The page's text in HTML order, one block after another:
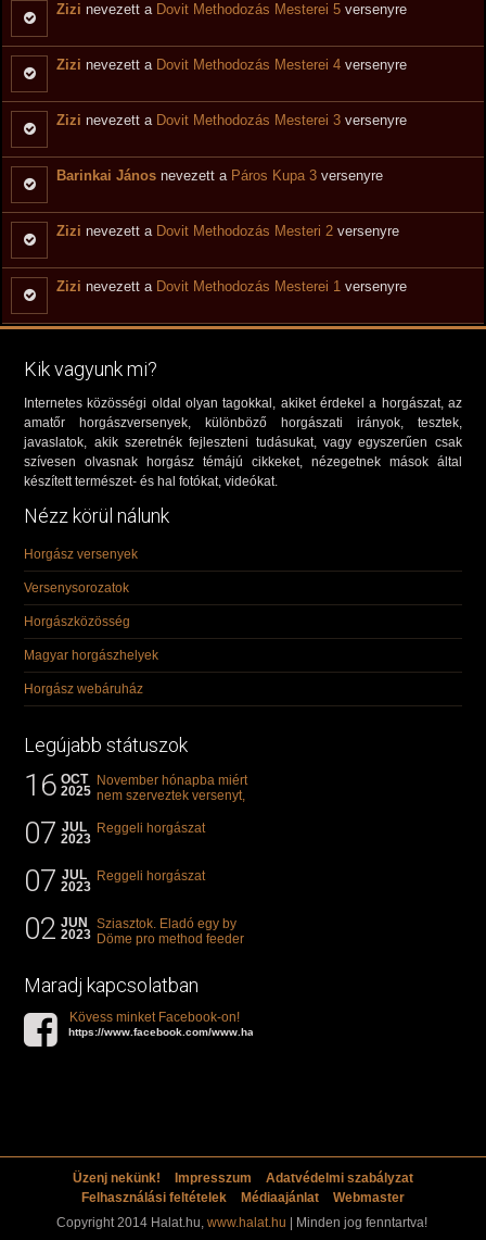
Zizi nevezett a Dovit Methodozás Mesterei 5 versenyre
Zizi nevezett a Dovit Methodozás Mesterei 4 versenyre
Zizi nevezett a Dovit Methodozás Mesterei 3 versenyre
Barinkai János nevezett a Páros Kupa 3 versenyre
Zizi nevezett a Dovit Methodozás Mesteri 2 versenyre
Zizi nevezett a Dovit Methodozás Mesterei 1 versenyre
Kik vagyunk mi?
Internetes közösségi oldal olyan tagokkal, akiket érdekel a horgászat, az
amatőr horgászversenyek, különböző horgászati irányok, tesztek,
javaslatok, akik szeretnék fejleszteni tudásukat, vagy egyszerűen csak
szívesen olvasnak horgász témájú cikkeket, nézegetnek mások által
készített természet- és hal fotókat, videókat.
Nézz körül nálunk
Horgász versenyek
Versenysorozatok
Horgászközösség
Magyar horgászhelyek
Horgász webáruház
Legújabb státuszok
16 OCT
2025
November hónapba miért
nem szerveztek versenyt,
"kárászos"...
07 JUL
2023
Reggeli horgászat
07 JUL
2023
Reggeli horgászat
02 JUN
2023
Sziasztok. Eladó egy by
Döme pro method feeder
Maradj kapcsolatban
Kövess minket Facebook-on!
https://www.facebook.com/www.halat.hu
Üzenj nekünk! Impresszum
Adatvédelmi szabályzat
Felhasználási feltételek
Médiaajánlat
Webmaster
Copyright 2014 Halat.hu, www.halat.hu | Minden jog fenntartva!